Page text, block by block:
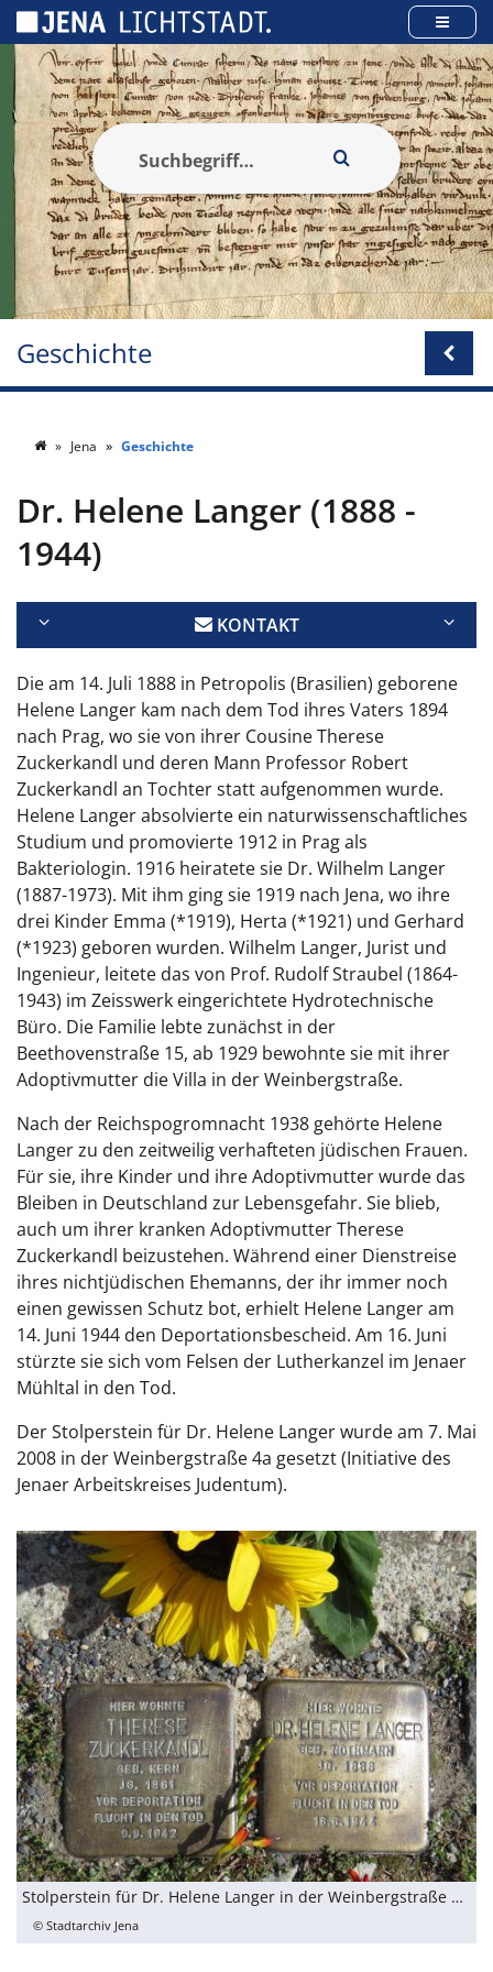
Geschichte
Jena Geschichte
Dr. Helene Langer (1888 -
1944)
KONTAKT
Die am 14. Juli 1888 in Petropolis (Brasilien) geborene
Helene Langer kam nach dem Tod ihres Vaters 1894
nach Prag, wo sie von ihrer Cousine Therese
Zuckerkandl und deren Mann Professor Robert
Zuckerkandl an Tochter statt aufgenommen wurde.
Helene Langer absolvierte ein naturwissenschaftliches
Studium und promovierte 1912 in Prag als
Bakteriologin. 1916 heiratete sie Dr. Wilhelm Langer
(1887-1973). Mit ihm ging sie 1919 nach Jena, wo ihre
drei Kinder Emma (*1919), Herta (*1921) und Gerhard
(*1923) geboren wurden. Wilhelm Langer, Jurist und
Ingenieur, leitete das von Prof. Rudolf Straubel (1864-
1943) im Zeisswerk eingerichtete Hydrotechnische
Büro. Die Familie lebte zunächst in der
Beethovenstraße 15, ab 1929 bewohnte sie mit ihrer
Adoptivmutter die Villa in der Weinbergstraße.
Nach der Reichspogromnacht 1938 gehörte Helene
Langer zu den zeitweilig verhafteten jüdischen Frauen.
Für sie, ihre Kinder und ihre Adoptivmutter wurde das
Bleiben in Deutschland zur Lebensgefahr. Sie blieb,
auch um ihrer kranken Adoptivmutter Therese
Zuckerkandl beizustehen. Während einer Dienstreise
ihres nichtjüdischen Ehemanns, der ihr immer noch
einen gewissen Schutz bot, erhielt Helene Langer am
14. Juni 1944 den Deportationsbescheid. Am 16. Juni
stürzte sie sich vom Felsen der Lutherkanzel im Jenaer
Mühltal in den Tod.
Der Stolperstein für Dr. Helene Langer wurde am 7. Mai
2008 in der Weinbergstraße 4a gesetzt (Initiative des
Jenaer Arbeitskreises Judentum).
Stolperstein für Dr. Helene Langer in der Weinbergstraße 4a
© Stadtarchiv Jena
Cookie-Einstellungen